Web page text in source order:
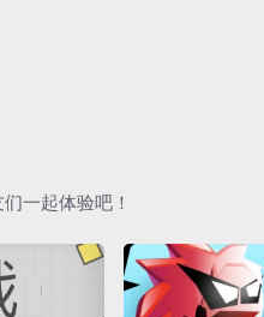
一起体验吧！